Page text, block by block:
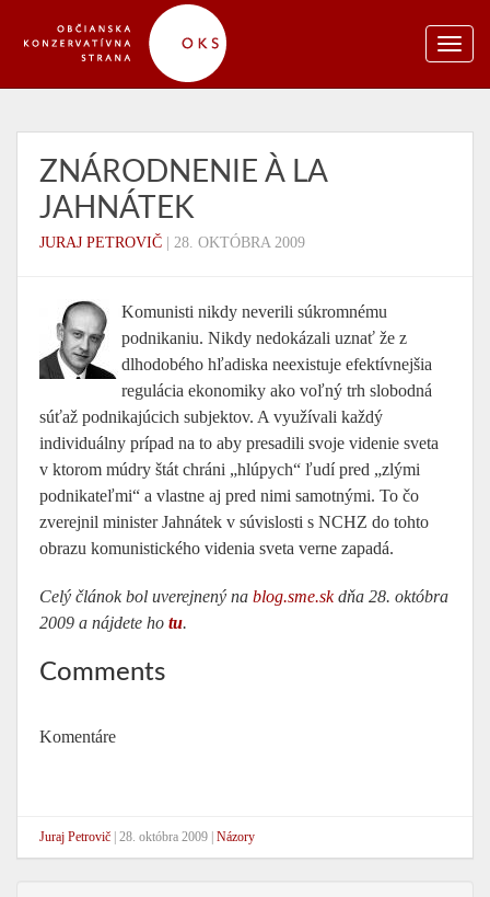
ZNÁRODNENIE À LA
JAHNÁTEK
JURAJ PETROVIČ 28. OKTÓBRA 2009
Komunisti nikdy neverili súkromnému
podnikaniu. Nikdy nedokázali uznať že z
dlhodobého hľadiska neexistuje efektívnejšia
regulácia ekonomiky ako voľný trh slobodná
súťaž podnikajúcich subjektov. A využívali každý
individuálny prípad na to aby presadili svoje videnie sveta
v ktorom múdry štát chráni „hlúpych“ ľudí pred „zlými
podnikateľmi“ a vlastne aj pred nimi samotnými. To čo
zverejnil minister Jahnátek v súvislosti s NCHZ do tohto
obrazu komunistického videnia sveta verne zapadá.
Celý článok bol uverejnený na blog.sme.skdňa 28. októbra
2009 a nájdete ho tu.
Comments
Komentáre
Juraj Petrovič 28. októbra 2009 Názory